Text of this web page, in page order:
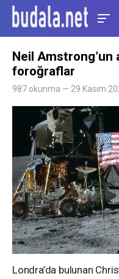
Neil Amstrong’un
foroğraflar
987 okunma — 29 Kasım
Londra’da bulunan